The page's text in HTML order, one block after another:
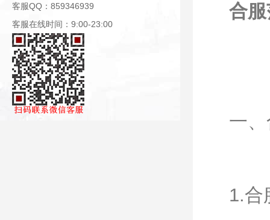
客服QQ：859346939
客服在线时间：9:00-23:00
合
一
1.合